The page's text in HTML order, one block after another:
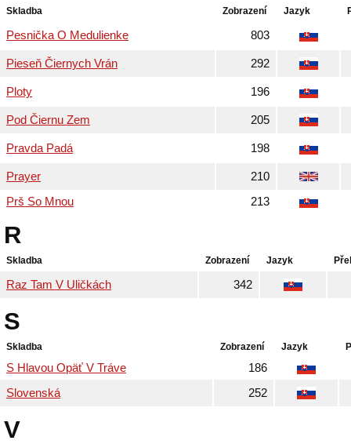
Skladba Zobrazení Jazyk
Pesnička O Medulienke 803
Pieseň Čiernych Vrán 292
Ploty 196
Pod Čiernu Zem 205
Pravda Padá 198
Prayer
210
Prš So Mnou
213
R
Skladba Zobrazení Jazyk
Raz Tam V Uličkách 342
S
Skladba Zobrazení Jazyk
S Hlavou Opäť V Tráve
186
Slovenská
252
V